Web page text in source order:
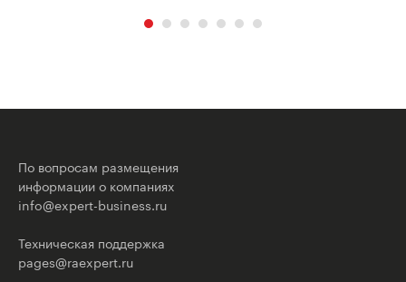
По вопросам размещения
информации о компаниях
info@expert-business.ru
Техническая поддержка
pages@raexpert.ru